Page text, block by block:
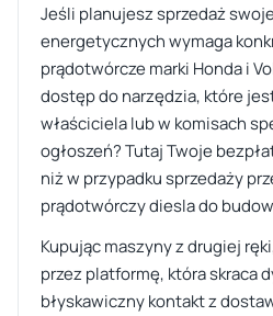
Jeśli planujesz sprzedaż
energetycznych wymaga
prądotwórcze marki Honda i
dostęp do narzędzia, które
właściciela lub w komisach
ogłoszeń? Tutaj Twoje
niż w przypadku sprzedaży
prądotwórczy diesla do
Kupując maszyny z drugiej
przez platformę, która skraca
błyskawiczny kontakt z